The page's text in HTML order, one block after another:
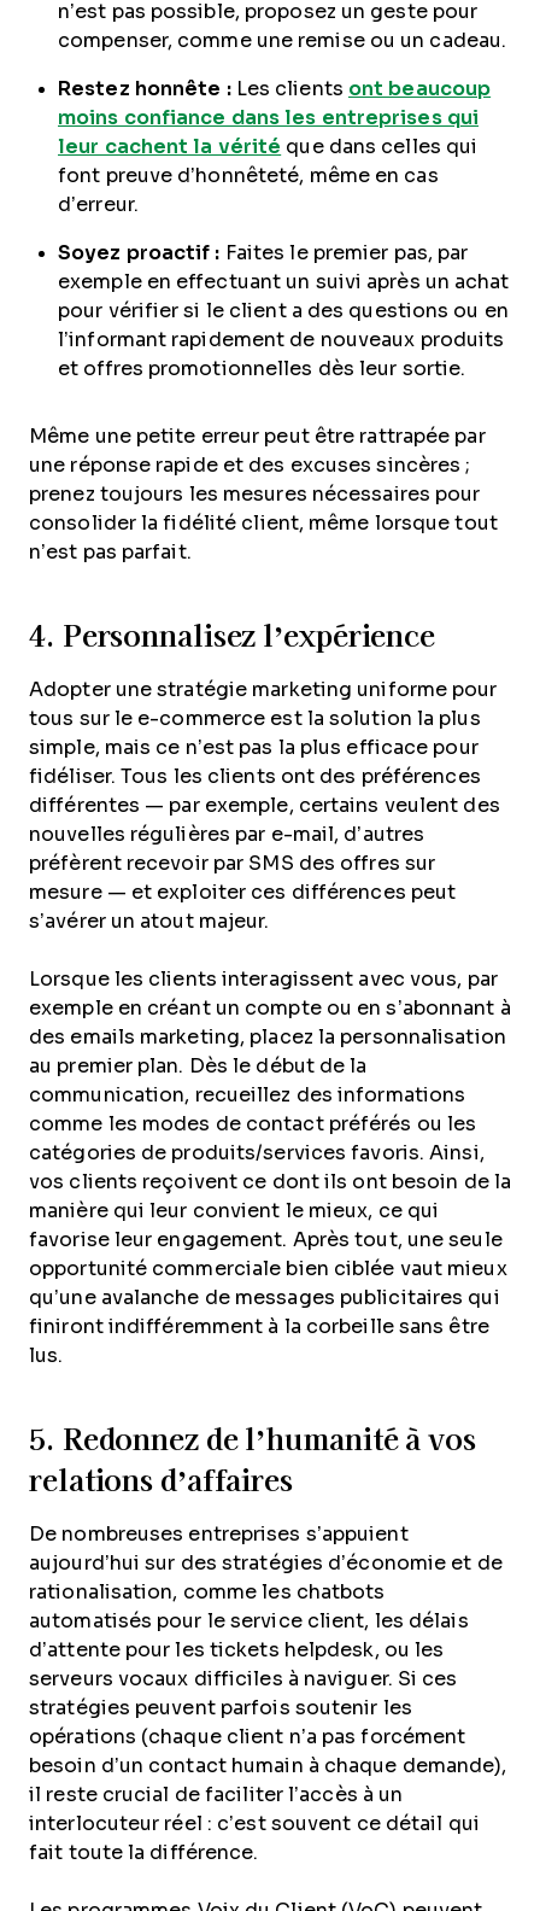
n’est pas possible, proposez un geste pour
compenser, comme une remise ou un cadeau.
Restez honnête :Les clients ont beaucoup
moins confiance dans les entreprises qui
leur cachent la vérité que dans celles qui
font preuve d’honnêteté, même en cas
d’erreur.
Soyez proactif : Faites le premier pas, par
exemple en effectuant un suivi après un achat
pour vérifier si le client a des questions ou en
l’informant rapidement de nouveaux produits
et offres promotionnelles dès leur sortie.
Même une petite erreur peut être rattrapée par
une réponse rapide et des excuses sincères ;
prenez toujours les mesures nécessaires pour
consolider la fidélité client, même lorsque tout
n’est pas parfait.
4. Personnalisez l’expérience
Adopter une stratégie marketing uniforme pour
tous sur le e-commerce est la solution la plus
simple, mais ce n’est pas la plus efficace pour
fidéliser. Tous les clients ont des préférences
différentes — par exemple, certains veulent des
nouvelles régulières par e-mail, d’autres
préfèrent recevoir par SMS des offres sur
mesure — et exploiter ces différences peut
s’avérer un atout majeur.
Lorsque les clients interagissent avec vous, par
exemple en créant un compte ou en s’abonnant à
des emails marketing, placez la personnalisation
au premier plan. Dès le début de la
communication, recueillez des informations
comme les modes de contact préférés ou les
catégories de produits/services favoris. Ainsi,
vos clients reçoivent ce dont ils ont besoin de la
manière qui leur convient le mieux, ce qui
favorise leur engagement. Après tout, une seule
opportunité commerciale bien ciblée vaut mieux
qu’une avalanche de messages publicitaires qui
finiront indifféremment à la corbeille sans être
lus.
5. Redonnez de l’humanité à vos
relations d’affaires
De nombreuses entreprises s’appuient
aujourd’hui sur des stratégies d’économie et de
rationalisation, comme les chatbots
automatisés pour le service client, les délais
d’attente pour les tickets helpdesk, ou les
serveurs vocaux difficiles à naviguer. Si ces
stratégies peuvent parfois soutenir les
opérations (chaque client n’a pas forcément
besoin d’un contact humain à chaque demande),
il reste crucial de faciliter l’accès à un
interlocuteur réel : c’est souvent ce détail qui
fait toute la différence.